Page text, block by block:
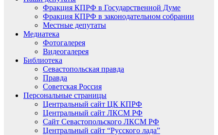
Фракция КПРФ в Государственной Думе
Фракция КПРФ в законодательном собрании
Местные депутаты
Медиатека
Фотогалерея
Видеогалерея
Библиотека
Севастопольская правда
Правда
Советская Россия
Персональные страницы
Центральный сайт ЦК КПРФ
Центральный сайт ЛКСМ РФ
Сайт Севастопольского ЛКСМ РФ
Центральный сайт “Русского лада”